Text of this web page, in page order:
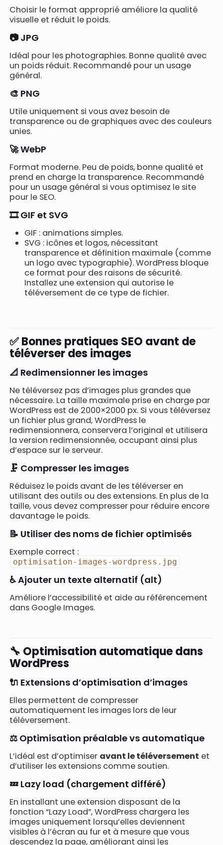
Choisir le format approprié améliore la qualité
visuelle et réduit le poids.
📷 JPG
Idéal pour les photographies. Bonne qualité avec
un poids réduit. Recommandé pour un usage
général.
🎨 PNG
Utile uniquement si vous avez besoin de
transparence ou de graphiques avec des couleurs
unies.
🚀 WebP
Format moderne. Peu de poids, bonne qualité et
prend en charge la transparence. Recommandé
pour un usage général si vous optimisez le site
pour le SEO.
🎞️ GIF et SVG
GIF : animations simples.
SVG : icônes et logos, nécessitant
transparence et définition maximale (comme
un logo avec typographie). WordPress bloque
ce format pour des raisons de sécurité.
Installez une extension qui autorise le
téléversement de ce type de fichier.
✅ Bonnes pratiques SEO avant de
téléverser des images
📐 Redimensionner les images
Ne téléversez pas d’images plus grandes que
nécessaire. La taille maximale prise en charge par
WordPress est de 2000×2000 px. Si vous téléversez
un fichier plus grand, WordPress le
redimensionnera, conservera l’original et utilisera
la version redimensionnée, occupant ainsi plus
d’espace sur le serveur.
🗜️ Compresser les images
Réduisez le poids avant de les téléverser en
utilisant des outils ou des extensions. En plus de la
taille, vous devez compresser pour réduire encore
davantage le poids.
📝 Utiliser des noms de fichier optimisés
Exemple correct :
optimisation-images-wordpress.jpg
♿ Ajouter un texte alternatif (alt)
Améliore l’accessibilité et aide au référencement
dans Google Images.
🔧 Optimisation automatique dans
WordPress
🔌 Extensions d’optimisation d’images
Elles permettent de compresser
automatiquement les images lors de leur
téléversement.
⚖️ Optimisation préalable vs automatique
L’idéal est d’optimiser avant le téléversement et
d’utiliser les extensions comme soutien.
💤 Lazy load (chargement différé)
En installant une extension disposant de la
fonction “Lazy Load”, WordPress chargera les
images uniquement lorsqu’elles deviennent
visibles à l’écran au fur et à mesure que vous
descendez la page, améliorant ainsi les